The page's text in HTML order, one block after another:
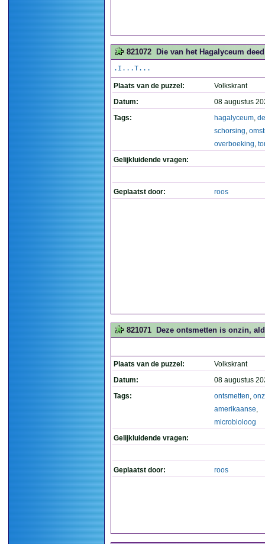
821072 Die van het Hagalyceum
.I...T...
Plaats van de puzzel:
Volkskrant
Datum:
08 augustus
Tags:
hagalyceum,
schorsing,
overboeking,
Gelijkluidende vragen:
Geplaatst door: roos
821071 Deze ontsmetten is onzin,
Plaats van de puzzel:
Volkskrant
Datum:
08 augustus
Tags:
ontsmetten,
amerikaanse,
microbioloog
Gelijkluidende vragen:
Geplaatst door: roos